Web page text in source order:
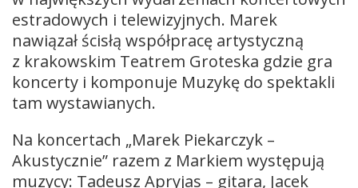
estradowych i telewizyjnych. Marek
nawiązał ścisłą współpracę artystyczną
z krakowskim Teatrem Groteska gdzie gra
koncerty i komponuje Muzykę do spektakli
tam wystawianych.
Na koncertach „Marek Piekarczyk –
Akustycznie” razem z Markiem występują
muzycy: Tadeusz Apryjas – gitara, Jacek